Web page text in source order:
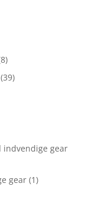
(39)
indvendige gear
gear (1)